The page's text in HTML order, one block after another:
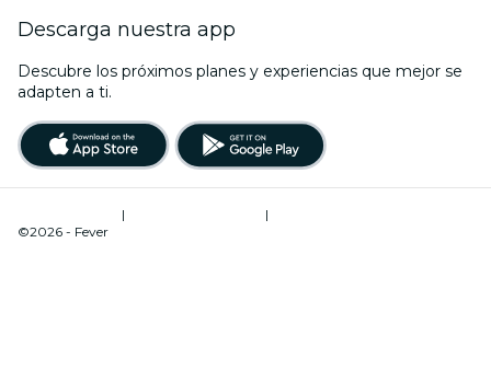
Descarga nuestra app
Descubre los próximos planes y experiencias que mejor se
adapten a ti.
| |
©2026 - Fever